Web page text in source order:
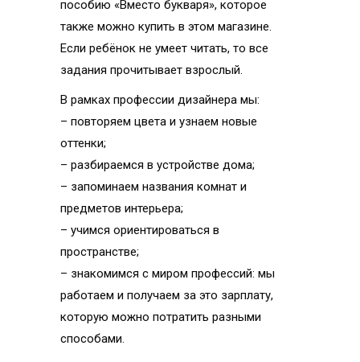
пособию «Вместо букваря», которое
также можно купить в этом магазине.
Если ребёнок не умеет читать, то все
задания прочитывает взрослый.
В рамках профессии дизайнера мы:
– повторяем цвета и узнаем новые
оттенки;
– разбираемся в устройстве дома;
– запоминаем названия комнат и
предметов интерьера;
– учимся ориентироваться в
пространстве;
– знакомимся с миром профессий: мы
работаем и получаем за это зарплату,
которую можно потратить разными
способами.